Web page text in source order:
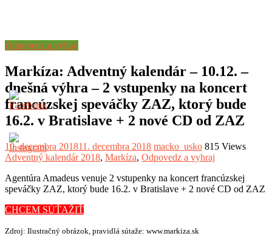
Odpovedz a vyhraj
Markíza: Adventný kalendár – 10.12. –
dnešná výhra – 2 vstupenky na koncert
francúzskej speváčky ZAZ, ktorý bude
16.2. v Bratislave + 2 nové CD od ZAZ
10. decembra 201811. decembra 2018 macko_usko 815 Views
Adventný kalendár 2018, Markíza, Odpovedz a vyhraj
Agentúra Amadeus venuje 2 vstupenky na koncert francúzskej
speváčky ZAZ, ktorý bude 16.2. v Bratislave + 2 nové CD od ZAZ
CHCEM SÚŤAŽIŤ
Zdroj: Ilustračný obrázok, pravidlá sútaže: www.markiza.sk